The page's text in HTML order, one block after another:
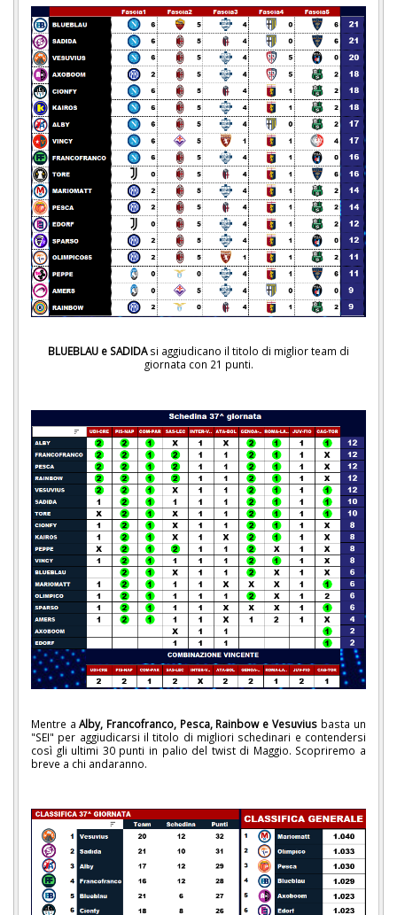
BLUEBLAU e SADIDAsi aggiudicano il titolo di miglior team di
giornata con 21 punti.
Mentre a Alby, Francofranco, Pesca, Rainbow e Vesuvius basta un
"SEI" per aggiudicarsi il titolo di migliori schedinari e contendersi
così gli ultimi 30 punti in palio del twist di Maggio. Scopriremo a
breve a chi andaranno.